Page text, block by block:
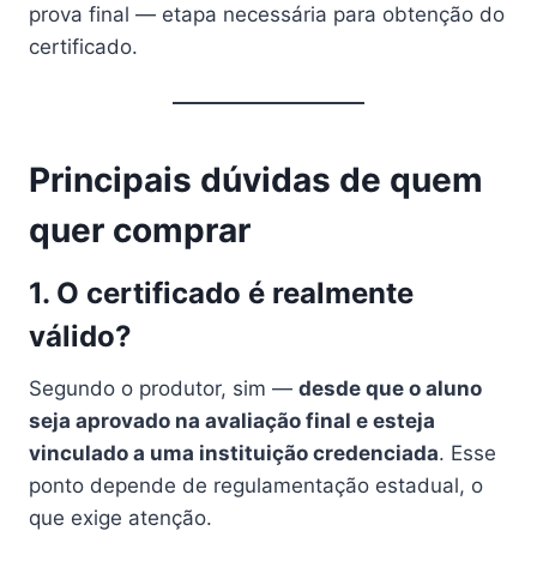
prova final — etapa necessária para obtenção do
certificado.
Principais dúvidas de quem
quer comprar
1. O certificado é realmente
válido?
Segundo o produtor, sim — desde que o aluno
seja aprovado na avaliação final e esteja
vinculado a uma instituição credenciada. Esse
ponto depende de regulamentação estadual, o
que exige atenção.